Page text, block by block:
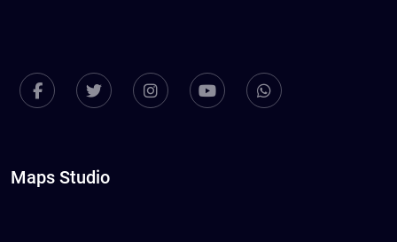
Maps Studio